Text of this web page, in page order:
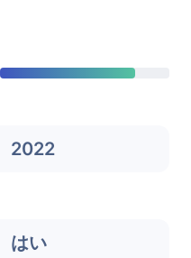
2022
はい